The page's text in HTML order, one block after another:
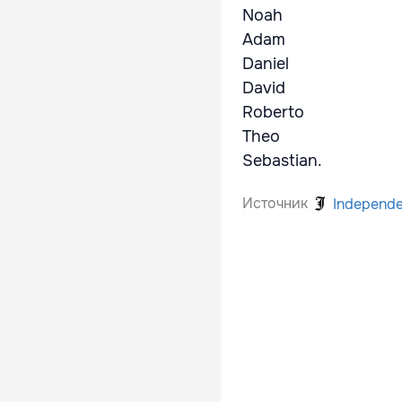
Noah
Adam
Daniel
David
Roberto
Theo
Sebastian.
Источник